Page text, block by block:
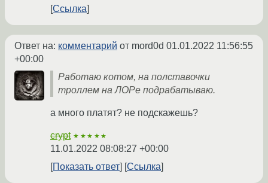
Ссылка
Ответ на: комментарий от mord0d 01.01.2022 11:56:55
+00:00
Работаю котом, на полставочки
троллем на ЛОРе подрабатываю.
а много платят? не подскажешь?
crypt ★★★★★
11.01.2022 08:08:27 +00:00
Показать ответ
Ссылка